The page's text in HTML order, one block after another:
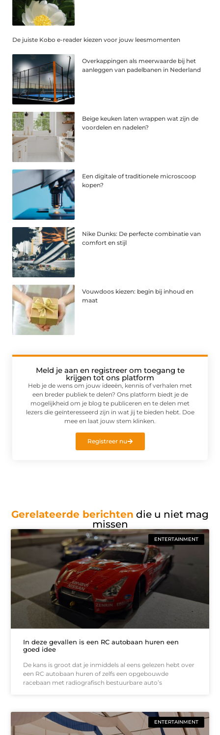
De juiste Kobo e-reader kiezen voor jouw leesmomenten
Overkappingen als meerwaarde bij het
aanleggen van padelbanen in Nederland
Beige keuken laten wrappen wat zijn de
voordelen en nadelen?
Een digitale of traditionele microscoop
kopen?
Nike Dunks: De perfecte combinatie van
comfort en stijl
Vouwdoos kiezen: begin bij inhoud en
maat
Meld je aan en registreer om toegang te
krijgen tot ons platform
Heb je de wens om jouw ideeën, kennis of verhalen met
een breder publiek te delen? Ons platform biedt je de
mogelijkheid om je blog te publiceren en te delen met
lezers die geïnteresseerd zijn in wat jij te bieden hebt. Doe
mee en laat jouw stem klinken.
Registreer nu
Gerelateerde berichten die u niet mag
missen
ENTERTAINMENT
In deze gevallen is een RC autobaan huren een
goed idee
De kans is groot dat je inmiddels al eens gelezen hebt over
een RC autobaan huren of zelfs een opgebouwde
racebaan met radiografisch bestuurbare auto’s
ENTERTAINMENT